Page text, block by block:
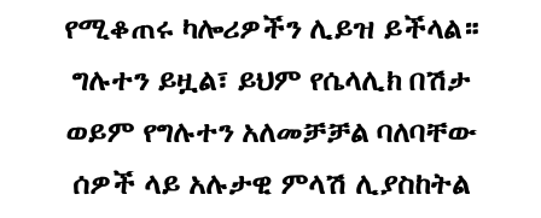
የሚቆጠሩ ካሎሪዎችን ሊይዝ ይችላል።
ግሉተን ይዟል፣ ይህም የሴላሊክ በሽታ
ወይም የግሉተን አለመቻቻል ባለባቸው
ሰዎች ላይ አሉታዊ ምላሽ ሊያስከትል